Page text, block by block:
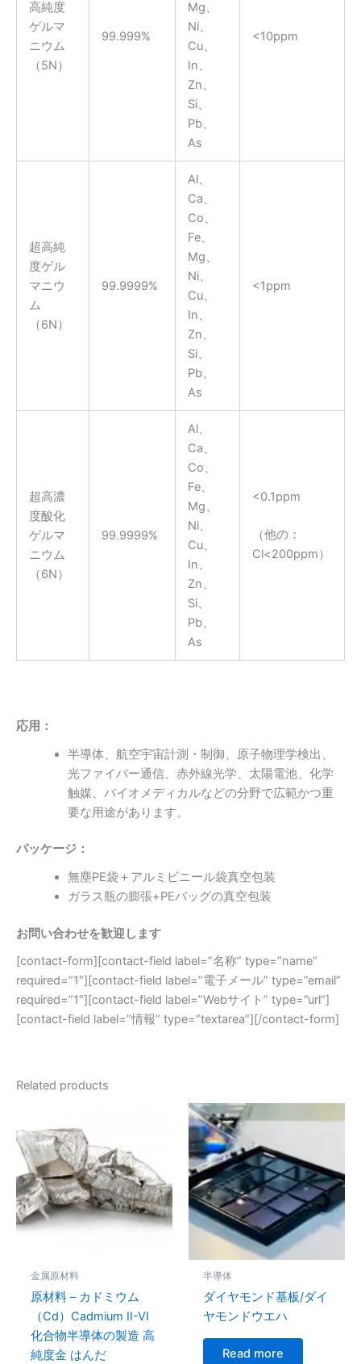
高純度
ゲルマ
ニウム
（5N）
99.999%
Mg、
Ni、
Cu、
In、
Zn、
Si、
Pb、
As
<10ppm
超高純
度ゲル
マニウ
ム
（6N）
99.9999%
Al、
Ca、
Co、
Fe、
Mg、
Ni、
Cu、
In、
Zn、
Si、
Pb、
As
<1ppm
超高濃
度酸化
ゲルマ
ニウム
（6N）
99.9999%
Al、
Ca、
Co、
Fe、
Mg、
Ni、
Cu、
In、
Zn、
Si、
Pb、
As
<0.1ppm
（他の：
Cl<200ppm）
応用 ：
半導体、航空宇宙計測・制御、原子物理学検出、
光ファイバー通信、赤外線光学、太陽電池、化学
触媒、バイオメディカルなどの分野で広範かつ重
要な用途があります。
パッケージ：
無塵PE袋＋アルミビニール袋真空包装
ガラス瓶の膨張+PEバッグの真空包装
お問い合わせを歓迎します
[contact-form][contact-field label=”名称” type=”name”
required=”1″][contact-field label=”電子メール” type=”email”
required=”1″][contact-field label=”Webサイト” type=”url”]
[contact-field label=”情報” type=”textarea”][/contact-form]
Related products
金属原材料
原材料 – カドミウム
（Cd）Cadmium II-VI
化合物半導体の製造 高
純度金 はんだ
半導体
ダイヤモンド基板/ダイ
ヤモンドウエハ
Read more